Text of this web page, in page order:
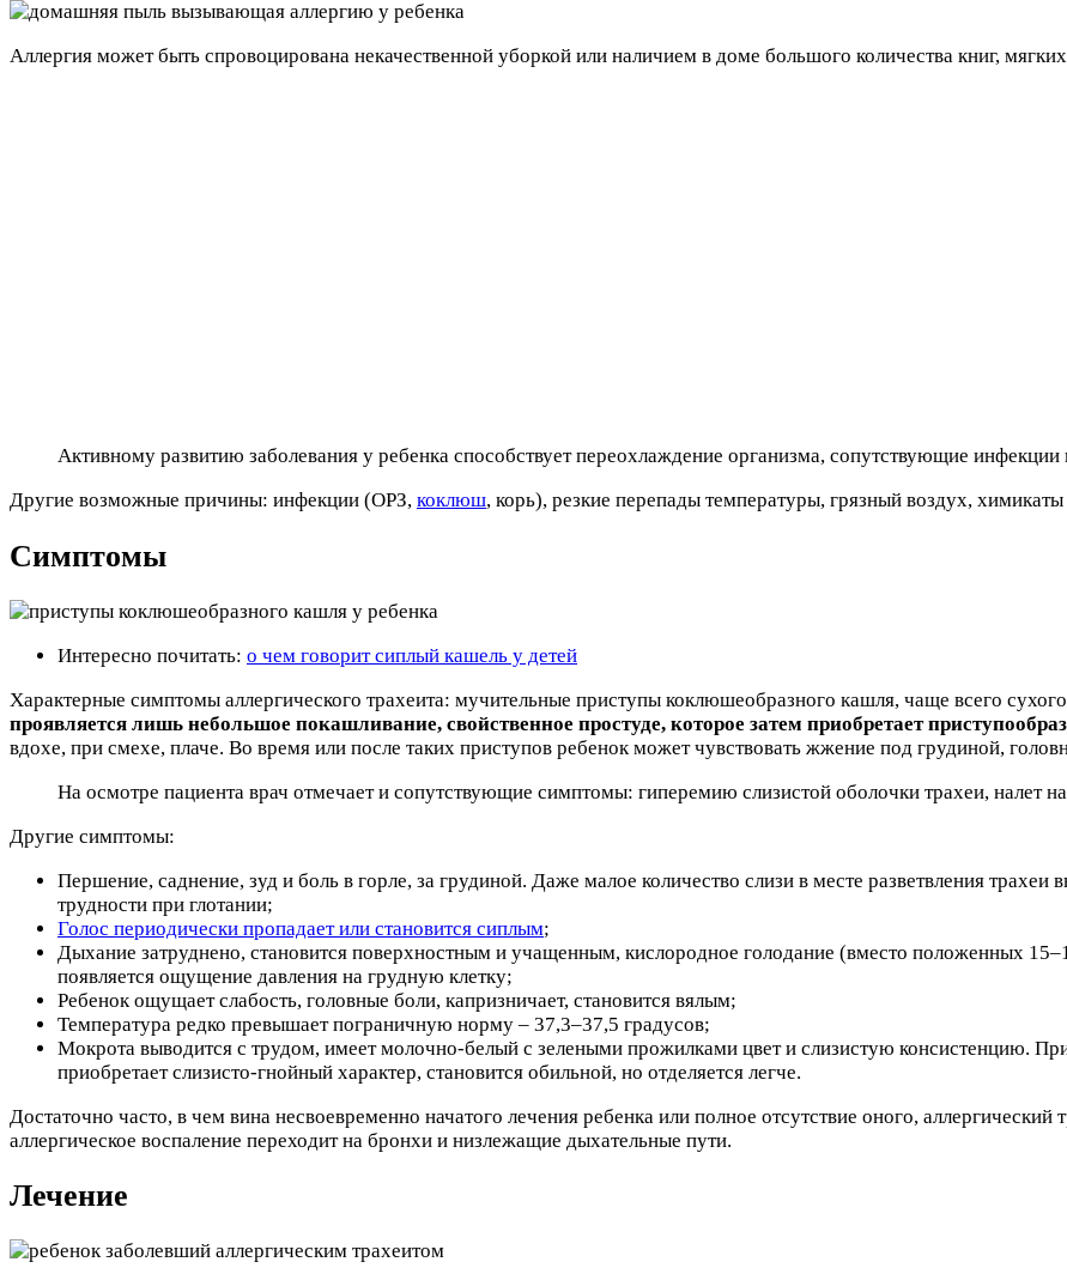
Аллергия может быть спровоцирована некачественной уборкой или наличием в доме большого количества книг,
Активному развитию заболевания у ребенка способствует переохлаждение организма, сопутствующие инфекции
Другие возможные причины: инфекции (ОРЗ, коклюш, корь), резкие перепады температуры, грязный воздух, химикаты
Симптомы
Интересно почитать: о чем говорит сиплый кашель у детей
Характерные симптомы аллергического трахеита: мучительные приступы коклюшеобразного кашля, чаще всего
проявляется лишь небольшое покашливание, свойственное простуде, которое затем приобретает
вдохе, при смехе, плаче. Во время или после таких приступов ребенок может чувствовать жжение под грудиной,
На осмотре пациента врач отмечает и сопутствующие симптомы: гиперемию слизистой оболочки трахеи, налет
Другие симптомы:
Першение, саднение, зуд и боль в горле, за грудиной. Даже малое количество слизи в месте разветвления
трудности при глотании;
Голос периодически пропадает или становится сиплым;
Дыхание затруднено, становится поверхностным и учащенным, кислородное голодание (вместо положенных
появляется ощущение давления на грудную клетку;
Ребенок ощущает слабость, головные боли, капризничает, становится вялым;
Температура редко превышает пограничную норму – 37,3–37,5 градусов;
Мокрота выводится с трудом, имеет молочно-белый с зелеными прожилками цвет и слизистую консистенцию.
приобретает слизисто-гнойный характер, становится обильной, но отделяется легче.
Достаточно часто, в чем вина несвоевременно начатого лечения ребенка или полное отсутствие оного,
аллергическое воспаление переходит на бронхи и низлежащие дыхательные пути.
Лечение